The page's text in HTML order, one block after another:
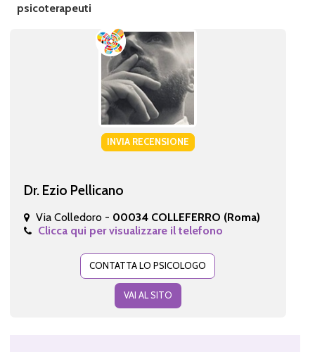
psicoterapeuti
INVIA RECENSIONE
Dr. Ezio Pellicano
Via Colledoro - 00034 COLLEFERRO (Roma)
Clicca qui per visualizzare il telefono
CONTATTA LO PSICOLOGO
VAI AL SITO